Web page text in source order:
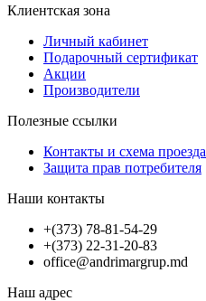
Клиентская зона
Личный кабинет
Подарочный сертификат
Акции
Производители
Полезные ссылки
Контакты и схема проезда
Защита прав потребителя
Наши контакты
+(373) 78-81-54-29
+(373) 22-31-20-83
office@andrimargrup.md
Наш адрес